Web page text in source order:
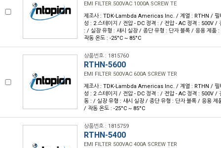
EMI FILTER 500VAC 1000A SCREW TE
제조사 : TDK-Lambda Americas Inc. / 계열 : RTHN / 필
성 : 2 스테이지 / 전압 - DC 정격 : / 전압 - AC 정격 : 500V /
: / 실장 유형 : 섀시 실장 / 종단 유형 : 단자 블록 / 응용 제품
작동 온도 : -25°C ~ 85°C
상품번호 : 1815760
RTHN-5600
EMI FILTER 500VAC 600A SCREW TER
제조사 : TDK-Lambda Americas Inc. / 계열 : RTHN / 필
성 : 2 스테이지 / 전압 - DC 정격 : / 전압 - AC 정격 : 500V /
동 : / 실장 유형 : 섀시 실장 / 종단 유형 : 단자 블록 / 응용 제
/ 작동 온도 : -25°C ~ 85°C
상품번호 : 1815759
RTHN-5400
EMI FILTER 500VAC 400A SCREW TER